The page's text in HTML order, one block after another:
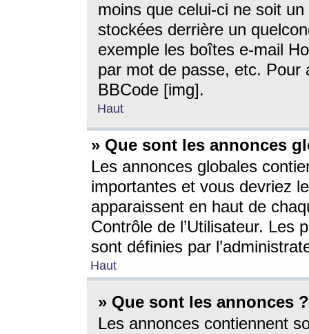
moins que celui-ci ne soit
stockées derrière un
exemple les boîtes e-mail
par mot de passe, etc. Pour
BBCode [img].
Haut
» Que sont les annonces
Les annonces globales
importantes et vous devriez
apparaissent en haut de
Contrôle de l’Utilisateur. Les
sont définies par
Haut
» Que sont les annonces ?
Les annonces contiennent